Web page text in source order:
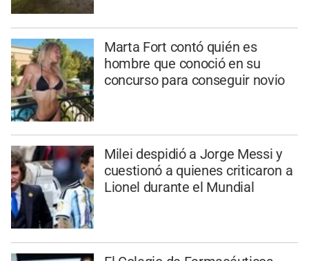
Marta Fort contó quién es
hombre que conoció en su
concurso para conseguir novio
Milei despidió a Jorge Messi y
cuestionó a quienes criticaron a
Lionel durante el Mundial